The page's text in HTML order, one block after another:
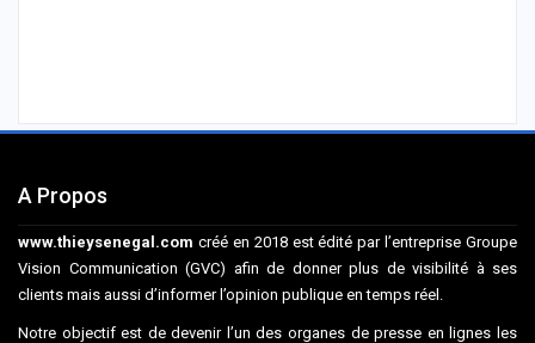
A Propos
www.thieysenegal.com créé en 2018 est édité par l’entreprise Groupe
Vision Communication (GVC) afin de donner plus de visibilité à ses
clients mais aussi d’informer l’opinion publique en temps réel.
Notre objectif est de devenir l’un des organes de presse en lignes les